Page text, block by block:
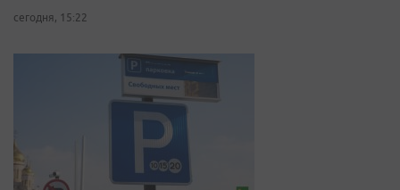
сегодня, 15:22